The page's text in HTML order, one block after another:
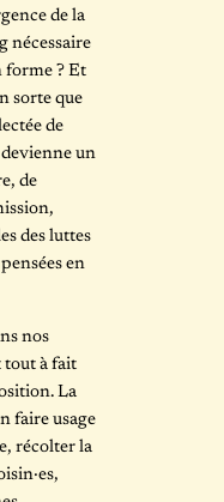
de la
nécessaire
forme ? Et
sorte que
de
un
de
des luttes
en
nos
tout à fait
La
faire usage
récolter la